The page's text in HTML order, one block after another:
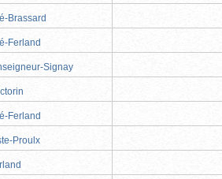
Brassard
Ferland
Signay
Ferland
Proulx